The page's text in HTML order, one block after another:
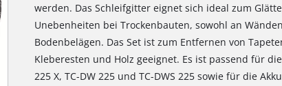
werden. Das Schleifgitter eignet sich ideal zum
Unebenheiten bei Trockenbauten, sowohl an
Bodenbelägen. Das Set ist zum Entfernen von
Kleberesten und Holz geeignet. Es ist passend für
225 X, TC-DW 225 und TC-DWS 225 sowie für die